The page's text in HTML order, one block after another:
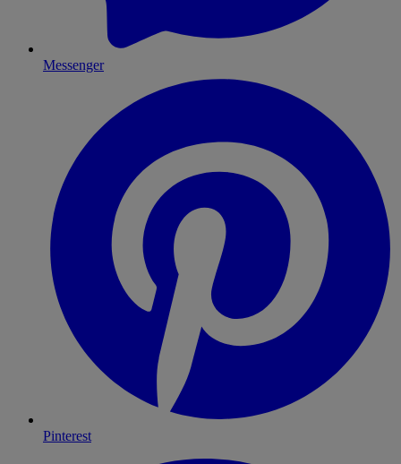
Messenger
Pinterest